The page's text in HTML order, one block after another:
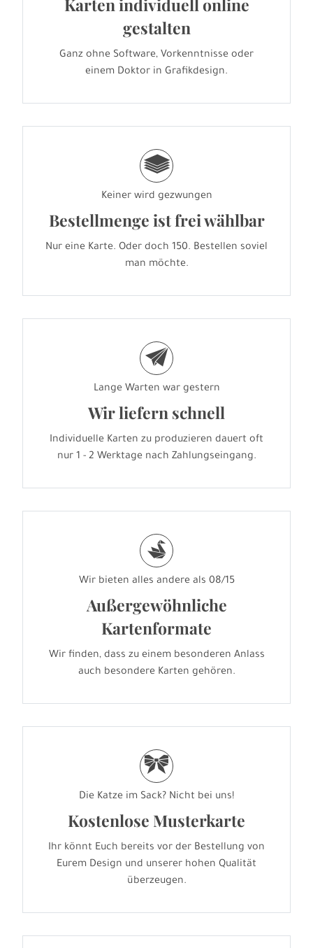
Karten individuell online
gestalten
Ganz ohne Software, Vorkenntnisse oder
einem Doktor in Grafikdesign.
g
Keiner wird gezwungen
Bestellmenge ist frei wählbar
Nur eine Karte. Oder doch 150. Bestellen soviel
man möchte.
e
Lange Warten war gestern
Wir liefern schnell
Individuelle Karten zu produzieren dauert oft
nur 1 - 2 Werktage nach Zahlungseingang.
s
Wir bieten alles andere als 08/15
Außergewöhnliche
Kartenformate
Wir finden, dass zu einem besonderen Anlass
auch besondere Karten gehören.
r
Die Katze im Sack? Nicht bei uns!
Kostenlose Musterkarte
Ihr könnt Euch bereits vor der Bestellung von
Eurem Design und unserer hohen Qualität
überzeugen.